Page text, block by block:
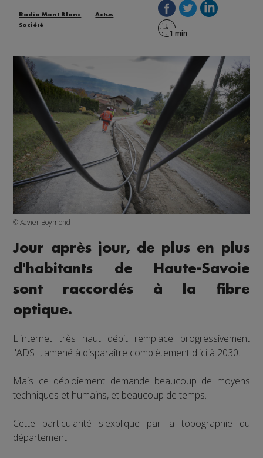
Radio Mont Blanc
Actus
Société
© Xavier Boymond
Jour après jour, de plus en plus
d'habitants de Haute-Savoie
sont raccordés à la fibre
optique.
L'internet très haut débit remplace progressivement
l'ADSL, amené à disparaître complètement d'ici à 2030.
Mais ce déploiement demande beaucoup de moyens
techniques et humains, et beaucoup de temps.
Cette particularité s'explique par la topographie du
département.